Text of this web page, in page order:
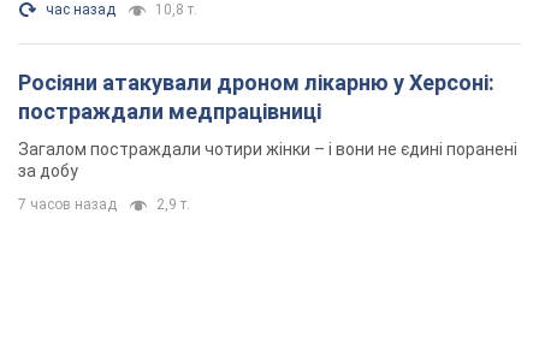
час назад 10,8 т.
Росіяни атакували дроном лікарню у Херсоні:
постраждали медпрацівниці
Загалом постраждали чотири жінки – і вони не єдині поранені
за добу
7 часов назад 2,9 т.